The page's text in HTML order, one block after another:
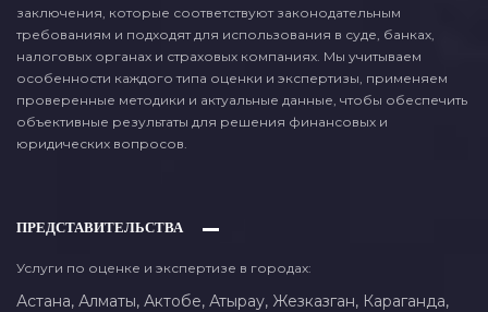
заключения, которые соответствуют законодательным
требованиям и подходят для использования в суде, банках,
налоговых органах и страховых компаниях. Мы учитываем
особенности каждого типа оценки и экспертизы, применяем
проверенные методики и актуальные данные, чтобы обеспечить
объективные результаты для решения финансовых и
юридических вопросов.
ПРЕДСТАВИТЕЛЬСТВА
Услуги по оценке и экспертизе в городах:
Астана, Алматы, Актобе, Атырау, Жезказган, Караганда,